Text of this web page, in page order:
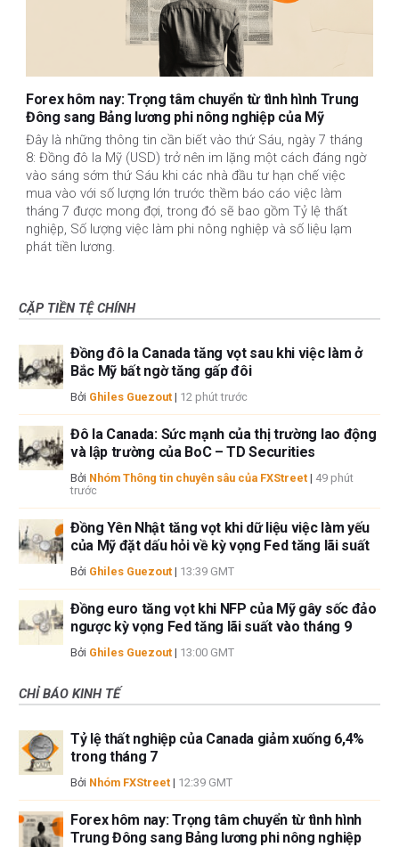
Forex hôm nay: Trọng tâm chuyển từ tình hình Trung
Đông sang Bảng lương phi nông nghiệp của Mỹ
Đây là những thông tin cần biết vào thứ Sáu, ngày 7 tháng
8: Đồng đô la Mỹ (USD) trở nên im lặng một cách đáng ngờ
vào sáng sớm thứ Sáu khi các nhà đầu tư hạn chế việc
mua vào với số lượng lớn trước thềm báo cáo việc làm
tháng 7 được mong đợi, trong đó sẽ bao gồm Tỷ lệ thất
nghiệp, Số lượng việc làm phi nông nghiệp và số liệu lạm
phát tiền lương.
CẶP TIỀN TỆ CHÍNH
Đồng đô la Canada tăng vọt sau khi việc làm ở
Bắc Mỹ bất ngờ tăng gấp đôi
Bởi Ghiles Guezout | 12 phút trước
Đô la Canada: Sức mạnh của thị trường lao động
và lập trường của BoC – TD Securities
Bởi Nhóm Thông tin chuyên sâu của FXStreet | 49 phút
trước
Đồng Yên Nhật tăng vọt khi dữ liệu việc làm yếu
của Mỹ đặt dấu hỏi về kỳ vọng Fed tăng lãi suất
Bởi Ghiles Guezout | 13:39 GMT
Đồng euro tăng vọt khi NFP của Mỹ gây sốc đảo
ngược kỳ vọng Fed tăng lãi suất vào tháng 9
Bởi Ghiles Guezout | 13:00 GMT
CHỈ BÁO KINH TẾ
Tỷ lệ thất nghiệp của Canada giảm xuống 6,4%
trong tháng 7
Bởi Nhóm FXStreet | 12:39 GMT
Forex hôm nay: Trọng tâm chuyển từ tình hình
Trung Đông sang Bảng lương phi nông nghiệp